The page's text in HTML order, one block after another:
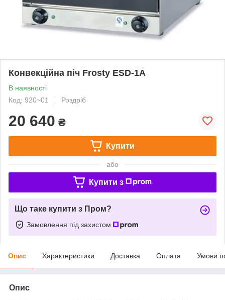
Конвекційна піч Frosty ESD-1A
В наявності
Код: 920~01
Роздріб
20 640 ₴
Купити
або
Купити з
Що таке купити з Пром?
Замовлення під захистом
Опис Характеристики Доставка Оплата Умови
Опис